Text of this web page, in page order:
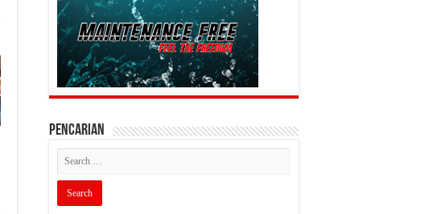
PENCARIAN